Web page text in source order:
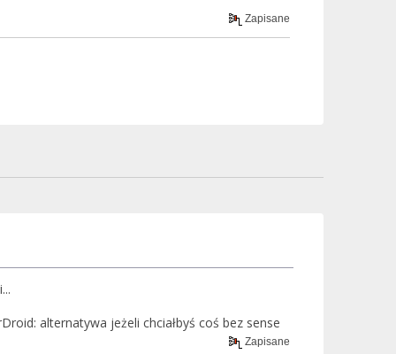
Zapisane
alternatywa jeżeli chciałbyś coś bez sense
Zapisane